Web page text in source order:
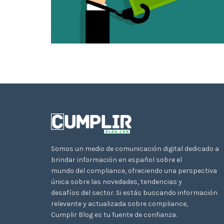
Somos un medio de comunicación digital dedicado a
brindar información en español sobre el
mundo del compliance, ofreciendo una perspectiva
única sobre las novedades, tendencias y
desafíos del sector. Si estás buscando información
relevante y actualizada sobre compliance,
Cumplir Blog es tu fuente de confianza.